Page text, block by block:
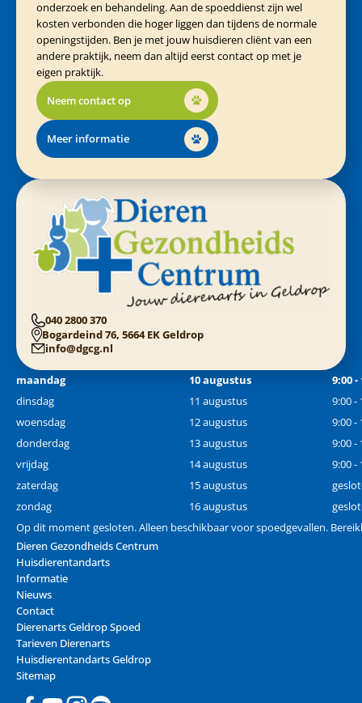
onderzoek en behandeling. Aan de spoeddienst zijn wel
kosten verbonden die hoger liggen dan tijdens de normale
openingstijden. Ben je met jouw huisdieren cliënt van een
andere praktijk, neem dan altijd eerst contact op met je
eigen praktijk.
Neem contact op
Meer informatie
040 2800 370
Bogardeind 76, 5664 EK Geldrop
info@dgcg.nl
maandag 10 augustus
9:00 -
dinsdag
11 augustus
9:00 -
woensdag
12 augustus
9:00 -
donderdag
13 augustus
9:00 -
vrijdag
14 augustus
9:00 -
zaterdag
15 augustus
zondag
16 augustus
Op dit moment gesloten. Alleen beschikbaar voor spoedgevallen.
Dieren Gezondheids Centrum
Huisdierentandarts
Informatie
Nieuws
Contact
Dierenarts Geldrop Spoed
Tarieven Dierenarts
Huisdierentandarts Geldrop
Sitemap